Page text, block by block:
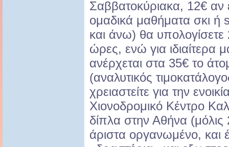
Σαββατοκύριακα, 12€ αν
ομαδικά μαθήματα σκι
και άνω) θα υπολογίσετε
ώρες, ενώ για ιδιαίτερα
ανέρχεται στα 35€ το
(αναλυτικός
χρειαστείτε για την
Χιονοδρομικό Κέντρο
δίπλα στην Αθήνα (μόλις
άριστα οργανωμένο, και